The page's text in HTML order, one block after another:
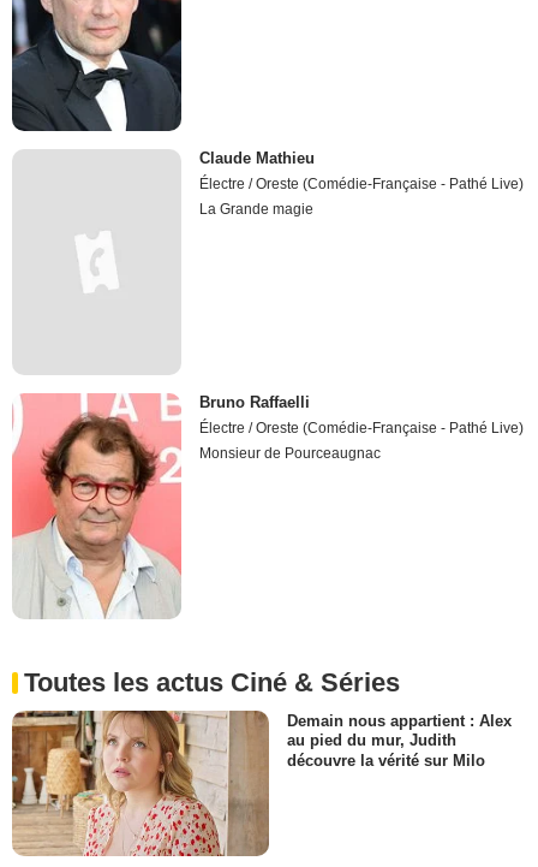
Claude Mathieu
Électre / Oreste (Comédie-Française - Pathé Live)
La Grande magie
Bruno Raffaelli
Électre / Oreste (Comédie-Française - Pathé Live)
Monsieur de Pourceaugnac
Toutes les actus Ciné & Séries
Demain nous appartient : Alex
au pied du mur, Judith
découvre la vérité sur Milo